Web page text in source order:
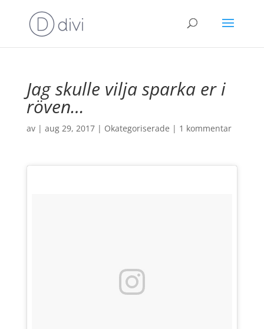
Jag skulle vilja sparka er i
röven…
av | aug 29, 2017| Okategoriserade | 1 kommentar